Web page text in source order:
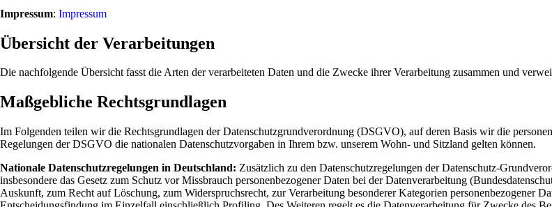
Impressum: Impressum
Übersicht der Verarbeitungen
Die nachfolgende Übersicht fasst die Arten der verarbeiteten Daten und die Zwecke ihrer Verarbeitung zusammen und
Maßgebliche Rechtsgrundlagen
Im Folgenden teilen wir die Rechtsgrundlagen der Datenschutzgrundverordnung (DSGVO), auf deren Basis wir die
Regelungen der DSGVO die nationalen Datenschutzvorgaben in Ihrem bzw. unserem Wohn- und Sitzland gelten können.
Nationale Datenschutzregelungen in Deutschland: Zusätzlich zu den Datenschutzregelungen der Datenschutz-
insbesondere das Gesetz zum Schutz vor Missbrauch personenbezogener Daten bei der Datenverarbeitung
Auskunft, zum Recht auf Löschung, zum Widerspruchsrecht, zur Verarbeitung besonderer Kategorien personenbezogener